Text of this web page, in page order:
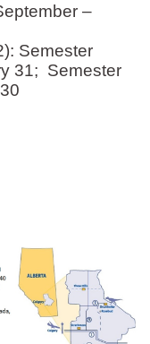
–
Semester
31; Semester